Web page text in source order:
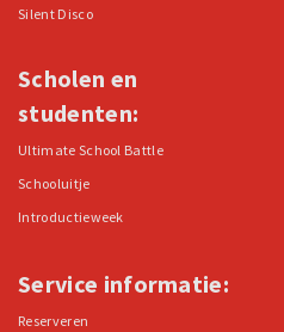
Silent Disco
Scholen en
studenten:
Ultimate School Battle
Schooluitje
Introductieweek
Service informatie:
Reserveren